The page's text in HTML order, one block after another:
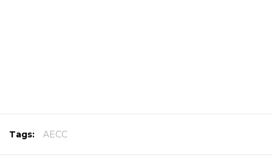
Tags: AECC